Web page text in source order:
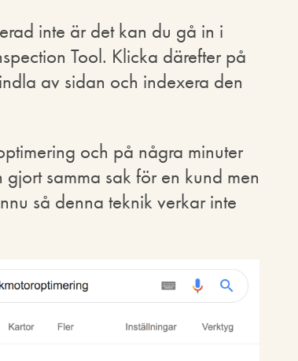
inte är det kan du gå in i
Tool. Klicka därefter på
av sidan och indexera den
och på några minuter
samma sak för en kund men
så denna teknik verkar inte